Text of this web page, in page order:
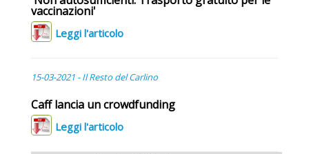
vaccinazioni'
Leggi l'articolo
15-03-2021 - Il Resto del Carlino
Caff lancia un crowdfunding
Leggi l'articolo